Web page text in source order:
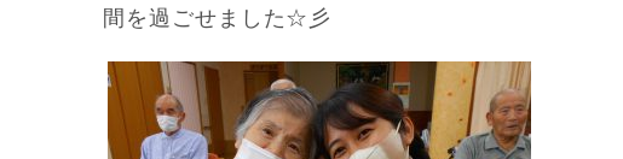
間を過ごせました☆彡